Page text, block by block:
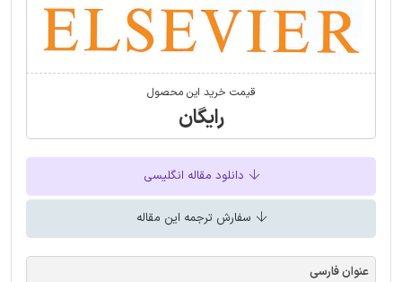
قیمت خرید این محصول
رایگان
دانلود مقاله انگلیسی
سفارش ترجمه این مقاله
عنوان فارسی